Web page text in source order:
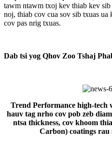
tawm ntawm txoj kev thiab kev
noj, thiab cov cua sov sib txuas ua
cov pas nrig txuas.
Dab tsi yog Qhov Zoo Tshaj
Trend Performance high-tech
hauv tag nrho cov pob zeb
ntsa thickness, cov khoom
Carbon) coatings